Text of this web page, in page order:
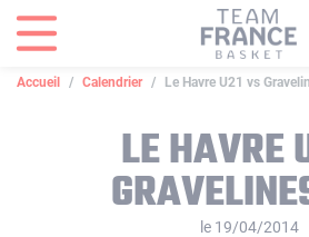
Accueil Calendrier Le Havre U21 vs
LE HAVRE
le 19/04/2014
Panneau de gestion des cookies